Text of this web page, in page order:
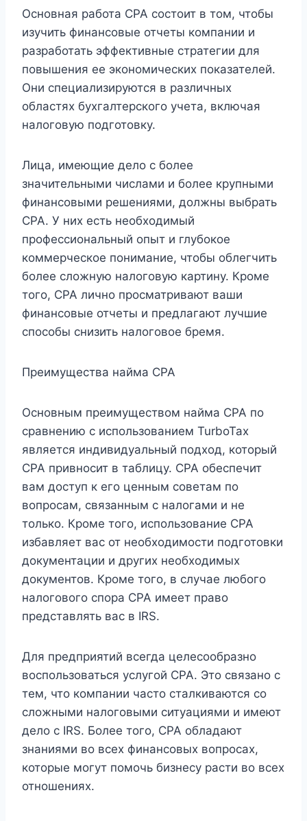
Основная работа CPA состоит в том, чтобы
изучить финансовые отчеты компании и
разработать эффективные стратегии для
повышения ее экономических показателей.
Они специализируются в различных
областях бухгалтерского учета, включая
налоговую подготовку.
Лица, имеющие дело с более
значительными числами и более крупными
финансовыми решениями, должны выбрать
CPA. У них есть необходимый
профессиональный опыт и глубокое
коммерческое понимание, чтобы облегчить
более сложную налоговую картину. Кроме
того, CPA лично просматривают ваши
финансовые отчеты и предлагают лучшие
способы снизить налоговое бремя.
Преимущества найма CPA
Основным преимуществом найма CPA по
сравнению с использованием TurboTax
является индивидуальный подход, который
CPA привносит в таблицу. CPA обеспечит
вам доступ к его ценным советам по
вопросам, связанным с налогами и не
только. Кроме того, использование CPA
избавляет вас от необходимости подготовки
документации и других необходимых
документов. Кроме того, в случае любого
налогового спора CPA имеет право
представлять вас в IRS.
Для предприятий всегда целесообразно
воспользоваться услугой CPA. Это связано с
тем, что компании часто сталкиваются со
сложными налоговыми ситуациями и имеют
дело с IRS. Более того, CPA обладают
знаниями во всех финансовых вопросах,
которые могут помочь бизнесу расти во всех
отношениях.